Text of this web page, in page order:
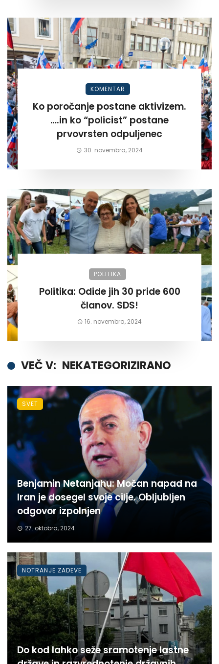
KOMENTAR
Ko poročanje postane aktivizem.
….in ko “policist” postane
prvovrsten odpuljenec
30. novembra, 2024
POLITIKA
Politika: Odide jih 30 pride 600
članov. SDS!
16. novembra, 2024
VEČ V: NEKATEGORIZIRANO
Benjamin Netanjahu: Močan napad na
Iran je dosegel svoje cilje. Obljubljen
odgovor izpolnjen
27. oktobra, 2024
SVET
Do kod lahko seže sramotenje lastne
NOTRANJE ZADEVE